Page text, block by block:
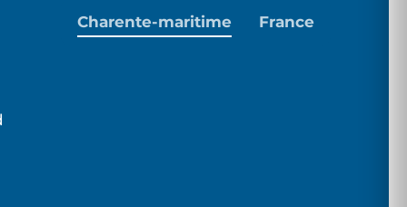
Charente-maritime France